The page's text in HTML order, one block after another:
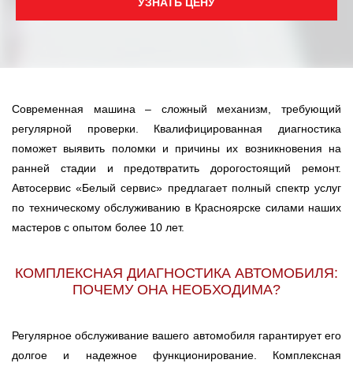
Современная машина – сложный механизм, требующий
регулярной проверки. Квалифицированная диагностика
поможет выявить поломки и причины их возникновения на
ранней стадии и предотвратить дорогостоящий ремонт.
Автосервис «Белый сервис» предлагает полный спектр услуг
по техническому обслуживанию в Красноярске силами наших
мастеров с опытом более 10 лет.
КОМПЛЕКСНАЯ ДИАГНОСТИКА АВТОМОБИЛЯ:
ПОЧЕМУ ОНА НЕОБХОДИМА?
Регулярное обслуживание вашего автомобиля гарантирует его
долгое и надежное функционирование. Комплексная